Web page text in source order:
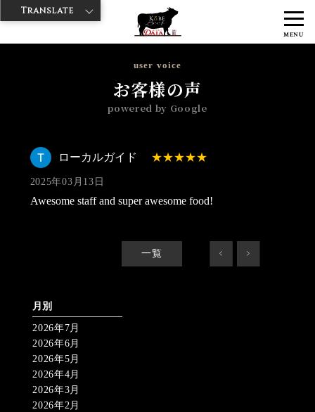
MENU
神戸牛ダイヤ > 神戸牛ダイア すし屋通り店
ロー
user voice
お客様の声
powered by Google
ローカルガイド
2025年03月13日
Awesome staff and super awesome food!
一覧 < >
月別
2026年7月
2026年6月
2026年5月
2026年4月
2026年3月
2026年2月
Translate